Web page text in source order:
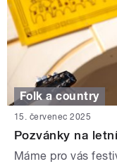
Folk a country
15. červenec 2025
Pozvánky na
Máme pro vás